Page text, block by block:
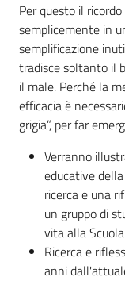
Attività
Argomenti
Per i media
Per i cittadini
Per questo il
semplicemente in
semplificazione
tradisce soltanto il
il male. Perché la
efficacia è
grigia”, per far
Verranno
educative
ricerca e una
un gruppo di
vita alla
Ricerca e
anni